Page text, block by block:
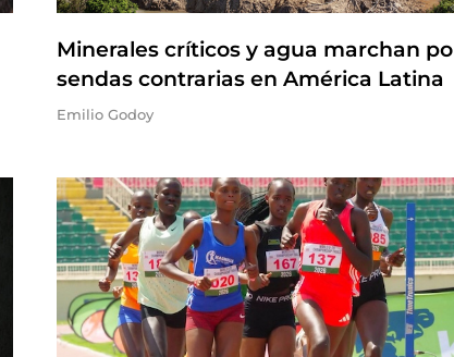
Minerales críticos y agua marchan
sendas contrarias en América Latina
Emilio Godoy